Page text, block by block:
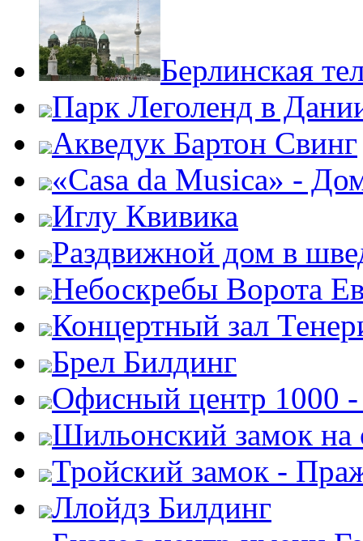
Берлинская
Парк Леголенд в
Акведук Бартон Свинг
«Casa da Musica» -
Иглу Квивика
Раздвижной дом в
Небоскребы Ворота
Концертный зал
Брел Билдинг
Офисный центр 1000 -
Шильонский замок на
Тройский замок -
Ллойдз Билдинг